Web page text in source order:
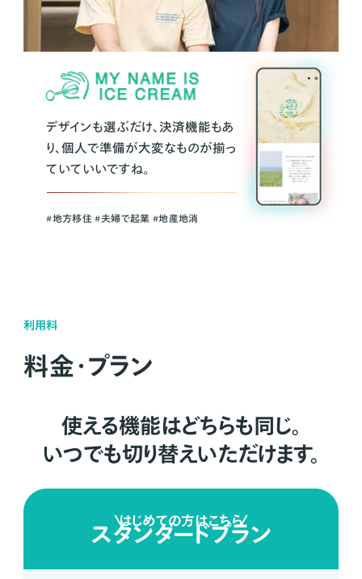
デザインも選ぶだけ、決済機能もあ
り、個人で準備が大変なものが揃っ
ていていいですね。
#地方移住 #夫婦で起業 #地産地消
利用料
料金・プラン
使える機能はどちらも同じ。
いつでも切り替えいただけます。
はじめての方はこちら
スタンダードプラン